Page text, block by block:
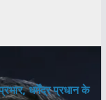
धर्मेंद्र प्रधान के